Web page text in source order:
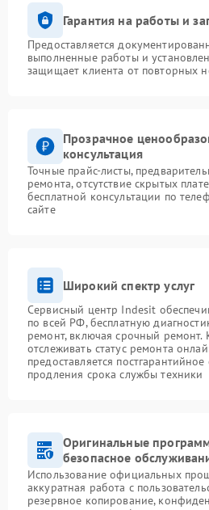
Гарантия на работы и
Предоставляется
выполненные работы и
защищает клиента от повторных
Прозрачное
консультация
Точные прайс-листы,
ремонта, отсутствие скрытых
бесплатной консультации по
сайте
Широкий спектр услуг
Сервисный центр Indesit
по всей РФ, бесплатную
ремонт, включая срочный ремонт.
отслеживать статус ремонта
предоставляется
продления срока службы техники
Оригинальные
безопасное
Использование официальных
аккуратная работа с
резервное копирование,